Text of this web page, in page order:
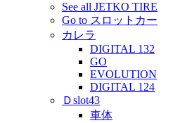
See all JETKO TIRE
Go to スロットカー
カレラ
DIGITAL 132
GO
EVOLUTION
DIGITAL 124
Ｄslot43
車体